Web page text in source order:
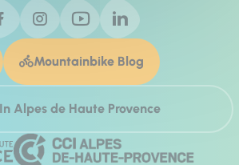
Mountainbike Blog
Alpes de Haute Provence